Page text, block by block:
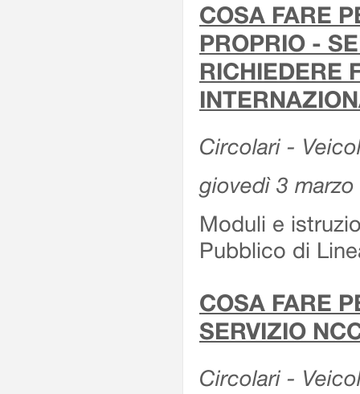
COSA FARE
PROPRIO -
RICHIEDERE
Circolari -
giovedì 3 marzo
Moduli e
Pubblico di
COSA FARE
SERVIZIO
Circolari -